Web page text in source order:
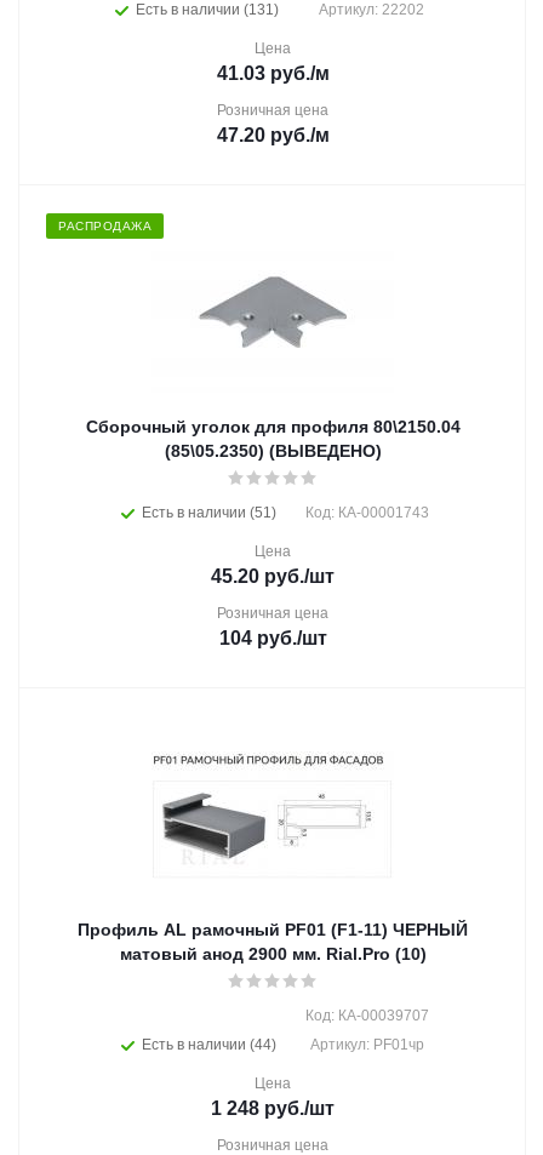
Есть в наличии (131)
Артикул: 22202
Цена
41.03руб./м
Розничная цена
47.20руб./м
РАСПРОДАЖА
Сборочный уголок для профиля 80\2150.04
(85\05.2350) (ВЫВЕДЕНО)
Есть в наличии (51) Код: КА-00001743
Цена
45.20 руб./шт
Розничная цена
104руб./шт
Профиль AL рамочный PF01 (F1-11) ЧЕРНЫЙ
матовый анод 2900 мм. Rial.Pro (10)
Есть в наличии (44)
Код: КА-00039707
Артикул: PF01чр
Цена
1 248 руб./шт
Розничная цена